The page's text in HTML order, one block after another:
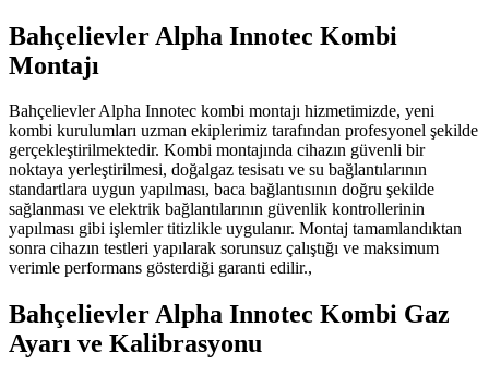
Bahçelievler Alpha Innotec Kombi
Montajı
Bahçelievler Alpha Innotec kombi montajı hizmetimizde, yeni
kombi kurulumları uzman ekiplerimiz tarafından profesyonel şekilde
gerçekleştirilmektedir. Kombi montajında cihazın güvenli bir
noktaya yerleştirilmesi, doğalgaz tesisatı ve su bağlantılarının
standartlara uygun yapılması, baca bağlantısının doğru şekilde
sağlanması ve elektrik bağlantılarının güvenlik kontrollerinin
yapılması gibi işlemler titizlikle uygulanır. Montaj tamamlandıktan
sonra cihazın testleri yapılarak sorunsuz çalıştığı ve maksimum
verimle performans gösterdiği garanti edilir.,
Bahçelievler Alpha Innotec Kombi Gaz
Ayarı ve Kalibrasyonu